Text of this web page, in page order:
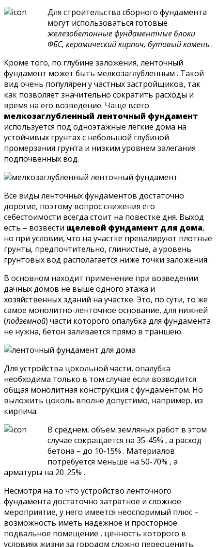
Для строительства сборного фундамента
могут использоваться готовые
железобетонные фундаментные блоки
ФБС, керамический кирпич, бутовый камень.
Кроме того, по глубине заложения, ленточный
фундамент может быть мелкозаглубленным . Такой
вид очень популярен у частных застройщиков, так
как позволяет значительно сократить расходы и
время на его возведение. Чаще всего
мелкозаглубленный ленточный фундамент
используется под одноэтажные легкие дома на
устойчивых грунтах с небольшой глубиной
промерзания грунта и низким уровнем залегания
подпочвенных вод.
Все виды ленточных фундаментов достаточно
дорогие, поэтому вопрос снижения его
себестоимости всегда стоит на повестке дня. Выход
есть – возвести щелевой фундамент для дома,
но при условии, что на участке превалируют плотные
грунты, предпочтительно, глинистые, а уровень
грунтовых вод располагается ниже точки заложения.
В основном находит применение при возведении
дачных домов не выше одного этажа и
хозяйственных зданий на участке. Это, по сути, то же
самое монолитно-ленточное основание, для нижней
(подземной) части которого опалубка для фундамента
не нужна, бетон заливается прямо в траншею.
Для устройства цокольной части, опалубка
необходима только в том случае если возводится
общая монолитная конструкция с фундаментом. Но
выложить цоколь вполне допустимо, например, из
кирпича.
В среднем, объем земляных работ в этом
случае сокращается на 35-45% , а расход
бетона – до 10-15% . Материалов
потребуется меньше на 50-70% , а
арматуры на 20-25% .
Несмотря на то что устройство ленточного
фундамента достаточно затратное и сложное
мероприятие, у него имеется неоспоримый плюс –
возможность иметь надежное и просторное
подвальное помещение , ценность которого в
условиях жизни за городом сложно переоценить.